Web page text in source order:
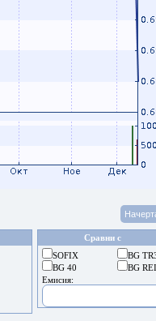
Сравни с
BG
BG
SOFIX
BG 40
Емисия: